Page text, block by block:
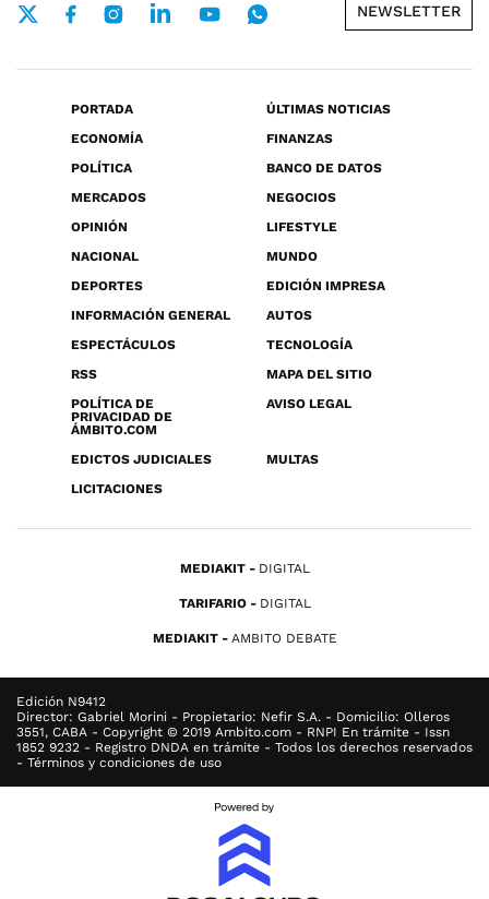
NEWSLETTER
PORTADA
ÚLTIMAS NOTICIAS
ECONOMÍA
FINANZAS
POLÍTICA
BANCO DE DATOS
MERCADOS
NEGOCIOS
OPINIÓN
LIFESTYLE
NACIONAL
MUNDO
DEPORTES
EDICIÓN IMPRESA
INFORMACIÓN GENERAL
AUTOS
ESPECTÁCULOS
TECNOLOGÍA
RSS
MAPA DEL SITIO
POLÍTICA DE
PRIVACIDAD DE
ÁMBITO.COM
AVISO LEGAL
EDICTOS JUDICIALES
MULTAS
LICITACIONES
MEDIAKIT DIGITAL
TARIFARIO DIGITAL
MEDIAKIT AMBITO DEBATE
Edición N9412
Director: Gabriel Morini - Propietario: Nefir S.A. - Domicilio: Olleros
3551, CABA - Copyright © 2019 Ambito.com - RNPI En trámite - Issn
1852 9232 - Registro DNDA en trámite - Todos los derechos reservados
- Términos y condiciones de uso